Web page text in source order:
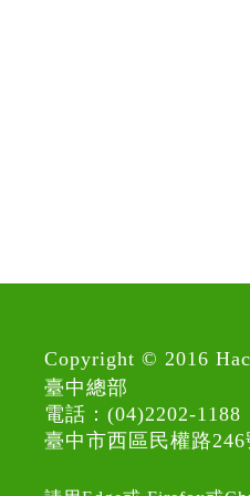
Copyright © 2016
臺中總部
電話：(04)2202-1188
臺中市西區民權路246